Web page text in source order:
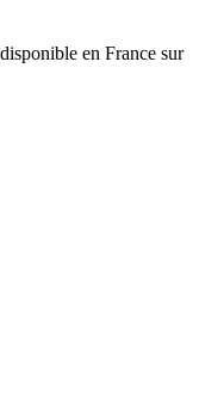
en France sur